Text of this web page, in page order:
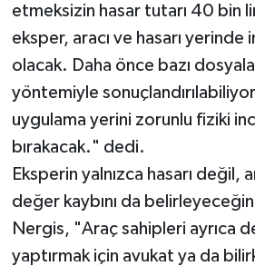
etmeksizin hasar tutarı 40 bin
eksper, aracı ve hasarı
olacak. Daha önce bazı
yöntemiyle
uygulama yerini zorunlu fiziki
bırakacak." dedi.
Eksperin yalnızca hasarı değil,
değer kaybını da
Nergis, "Araç sahipleri ayrıca
yaptırmak için avukat ya da